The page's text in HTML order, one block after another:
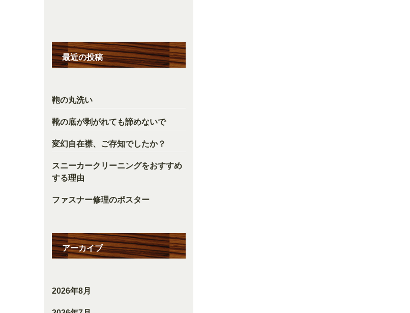
最近の投稿
鞄の丸洗い
靴の底が剥がれても諦めないで
変幻自在襟、ご存知でしたか？
スニーカークリーニングをおすすめ
する理由
ファスナー修理のポスター
アーカイブ
2026年8月